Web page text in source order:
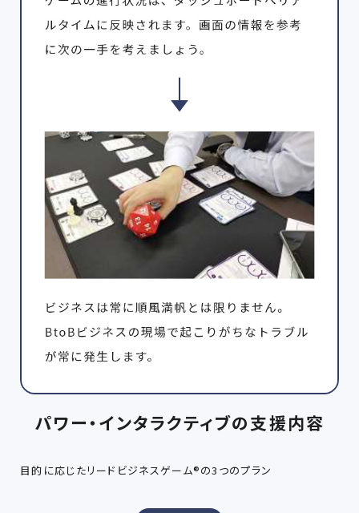
パワー・インタラクティブの支援内容
目的に応じたリードビジネスゲーム®の3つのプラン